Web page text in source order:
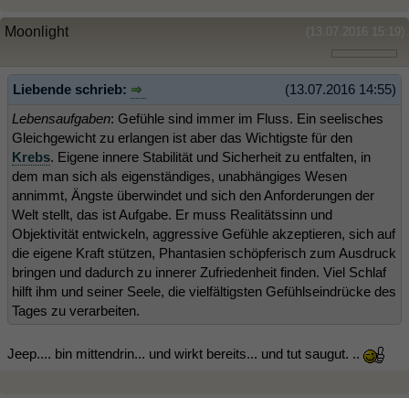
(13.07.2016 15:19)
Moonlight
(13.07.2016 14:55)
Liebende schrieb:
Lebensaufgaben: Gefühle sind immer im Fluss. Ein seelisches
Gleichgewicht zu erlangen ist aber das Wichtigste für den
Krebs. Eigene innere Stabilität und Sicherheit zu entfalten, in
dem man sich als eigenständiges, unabhängiges Wesen
annimmt, Ängste überwindet und sich den Anforderungen der
Welt stellt, das ist Aufgabe. Er muss Realitätssinn und
Objektivität entwickeln, aggressive Gefühle akzeptieren, sich auf
die eigene Kraft stützen, Phantasien schöpferisch zum Ausdruck
bringen und dadurch zu innerer Zufriedenheit finden. Viel Schlaf
hilft ihm und seiner Seele, die vielfältigsten Gefühlseindrücke des
Tages zu verarbeiten.
Jeep.... bin mittendrin... und wirkt bereits... und tut saugut. ..